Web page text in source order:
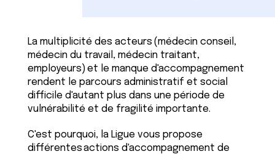
La multiplicité des acteurs (médecin conseil,
médecin du travail, médecin traitant,
employeurs) et le manque d'accompagnement
rendent le parcours administratif et social
difficile d'autant plus dans une période de
vulnérabilité et de fragilité importante.
C'est pourquoi, la Ligue vous propose
différentes actions d'accompagnement de